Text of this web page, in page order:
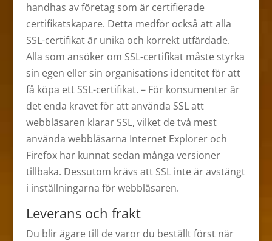
handhas av företag som är certifierade
certifikatskapare. Detta medför också att alla
SSL-certifikat är unika och korrekt utfärdade.
Alla som ansöker om SSL-certifikat måste styrka
sin egen eller sin organisations identitet för att
få köpa ett SSL-certifikat. – För konsumenter är
det enda kravet för att använda SSL att
webbläsaren klarar SSL, vilket de två mest
använda webbläsarna Internet Explorer och
Firefox har kunnat sedan många versioner
tillbaka. Dessutom krävs att SSL inte är avstängt
i inställningarna för webbläsaren.
Leverans och frakt
Du blir ägare till de varor du beställt först när